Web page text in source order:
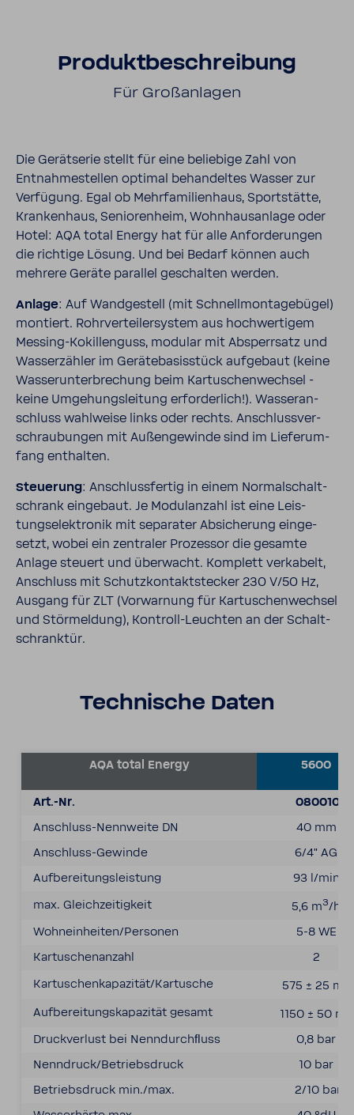
Produkt­be­schrei­bung
Für Groß­an­lagen
Die Gerät­serie stellt für eine belie­bige Zahl von
Entnah­me­stellen optimal behan­deltes Wasser zur
Verfü­gung. Egal ob Mehr­fa­mi­li­en­haus, Sport­stätte,
Kran­ken­haus, Senio­ren­heim, Wohn­haus­an­lage oder
Hotel: AQA total Energy hat für alle Anfor­de­rungen
die rich­tige Lösung. Und bei Bedarf können auch
mehrere Geräte parallel geschalten werden.
Anlage: Auf Wand­ge­stell (mit Schnell­mon­ta­ge­bügel)
montiert. Rohr­ver­tei­ler­system aus hoch­wer­tigem
Messing-​Kokillenguss, modular mit Absperr­satz und
Wasser­zähler im Gerä­te­ba­sis­stück aufge­baut (keine
Wasser­un­ter­bre­chung beim Kartu­schen­wechsel -
keine Umge­hungs­lei­tung erfor­der­lich!). Wasser­an­
schluss wahl­weise links oder rechts. Anschluss­ver­
schrau­bungen mit Außen­ge­winde sind im Liefer­um­
fang enthalten.
Steue­rung: Anschluss­fertig in einem Normal­schalt­
schrank einge­baut. Je Modu­lan­zahl ist eine Leis­
tungs­elek­tronik mit sepa­rater Absi­che­rung einge­
setzt, wobei ein zentraler Prozessor die gesamte
Anlage steuert und über­wacht. Komplett verka­belt,
Anschluss mit Schutz­kon­takt­ste­cker 230 V/50 Hz,
Ausgang für ZLT (Vorwar­nung für Kartu­schen­wechsel
und Stör­mel­dung), Kontroll-​Leuchten an der Schalt­
schranktür.
Tech­ni­sche Daten
AQA total Energy 5600
Art.-Nr.
080010
Anschluss-​Nennweite DN
40 mm
Anschluss-​Gewinde
6/4" AG
Aufbe­rei­tungs­leis­tung
93 l/min
max. Gleich­zei­tig­keit
5,6 m3/h
Wohn­ein­heiten/Personen
5-8 WE
Kartu­schen­an­zahl
2
Kartu­schenka­pa­zität/Kartu­sche
575 ± 25 m
Aufbe­rei­tungs­ka­pa­zität gesamt 1150 ± 50 m
Druck­ver­lust bei Nenn­durchﬂuss
0,8 bar
Nenn­druck/Betriebs­druck
10 bar
Betriebs­druck min./max.
2/10 bar